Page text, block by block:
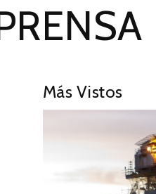
Más Vistos